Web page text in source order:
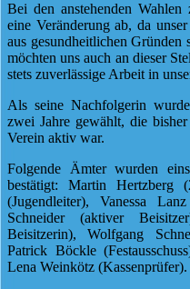
Bei den anstehenden
eine Veränderung ab, da
aus gesundheitlichen Gründen
möchten uns auch an dieser
stets zuverlässige Arbeit in
Als seine Nachfolgerin
zwei Jahre gewählt, die
Verein aktiv war.
Folgende Ämter wurden
bestätigt: Martin Hertzberg
(Jugendleiter), Vanessa
Schneider (aktiver
Beisitzerin), Wolfgang
Patrick Böckle
Lena Weinkötz (Kassenprüfer).